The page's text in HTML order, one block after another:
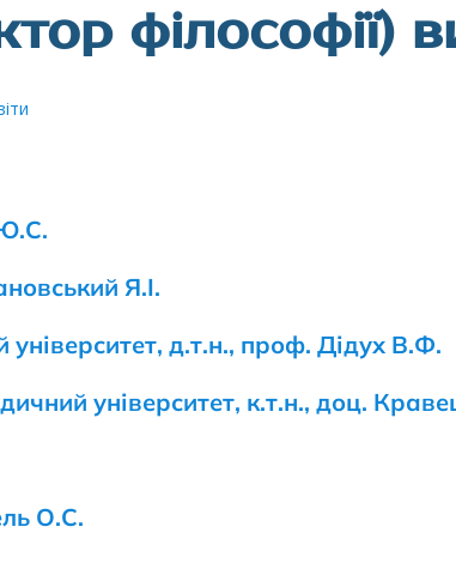
філософії)
Я.І.
університет, д.т.н., проф. Дідух В.Ф.
університет, к.т.н., доц.
О.С.